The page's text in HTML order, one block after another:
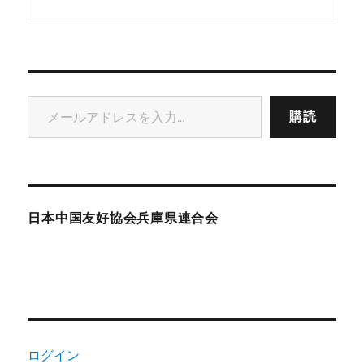
メールアドレスを入力...
購読
日本中国友好協会兵庫県連合会
ログイン